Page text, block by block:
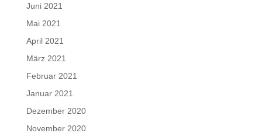
Juni 2021
Mai 2021
April 2021
März 2021
Februar 2021
Januar 2021
Dezember 2020
November 2020